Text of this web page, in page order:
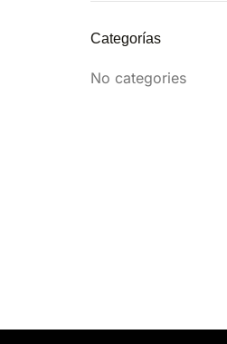
Categorías
No categories